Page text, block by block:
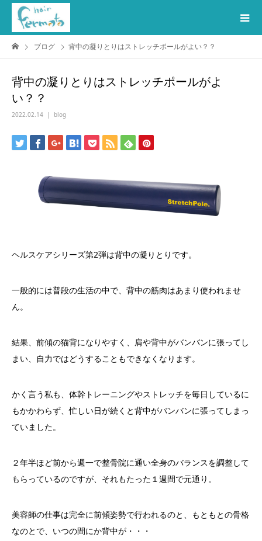
ブログ 背中の凝りとりはストレッチポールがよい？？
背中の凝りとりはストレッチポールがよ
い？？
2022.02.14 blog
ヘルスケアシリーズ第2弾は背中の凝りとりです。
一般的には普段の生活の中で、背中の筋肉はあまり使われませ
ん。
結果、前傾の猫背になりやすく、肩や背中がバンバンに張ってし
まい、自力ではどうすることもできなくなります。
かく言う私も、体幹トレーニングやストレッチを毎日しているに
もかかわらず、忙しい日が続くと背中がバンバンに張ってしまっ
ていました。
２年半ほど前から週一で整骨院に通い全身のバランスを調整して
もらっているのですが、それもたった１週間で元通り。
美容師の仕事は完全に前傾姿勢で行われるのと、もともとの骨格
なのとで、いつの間にか背中が・・・